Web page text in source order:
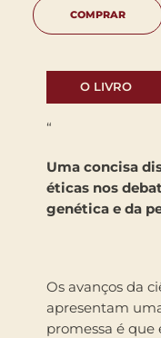
COMPRAR
O LIVRO
“
Uma concisa
éticas nos
genética e da
Os avanços da
apresentam
promessa é que